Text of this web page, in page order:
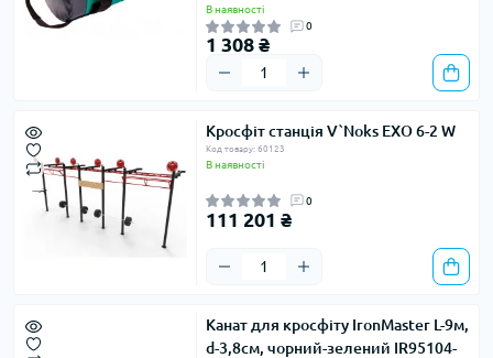
В наявності
0
1 308 ₴
Кросфіт станція V`Noks EXO 6-2 W
Код товару: 60123
В наявності
0
111 201 ₴
Канат для кросфіту IronMaster L-9м,
d-3,8см, чорний-зелений IR95104-